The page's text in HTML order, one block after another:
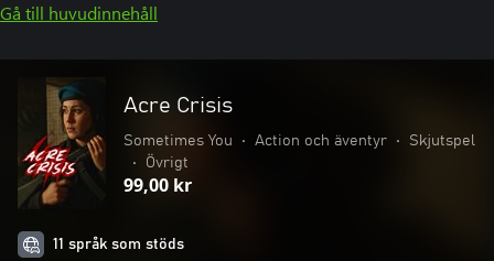
Gå till huvudinnehåll
Acre Crisis
Sometimes You • Action och äventyr •
Skjutspel
•
Övrigt
99,00 kr
11 språk som stöds